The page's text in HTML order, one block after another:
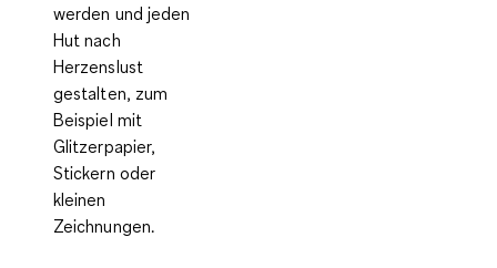
werden und jeden
Hut nach
Herzenslust
gestalten, zum
Beispiel mit
Glitzerpapier,
Stickern oder
kleinen
Zeichnungen.